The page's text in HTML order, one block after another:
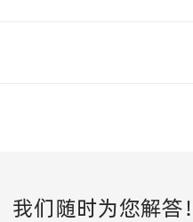
们随时为您解答！